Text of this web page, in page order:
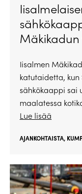
Iisalmen
katutaidetta, kun
sähkökaappi sai
maalatessa
Lue lisää
AJANKOHTAISTA,